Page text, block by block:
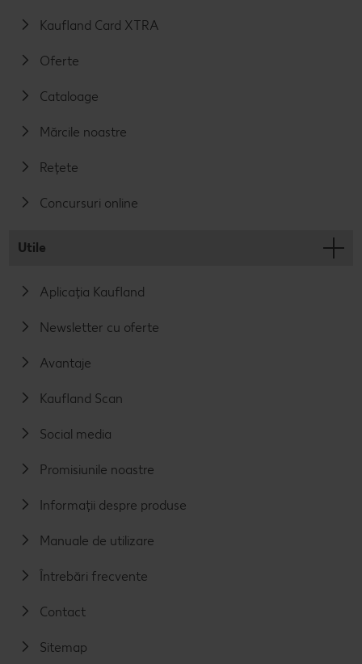
Kaufland Card XTRA
Oferte
Cataloage
Mărcile noastre
Rețete
Concursuri online
Utile
Aplicația Kaufland
Newsletter cu oferte
Avantaje
Kaufland Scan
Social media
Promisiunile noastre
Informații despre produse
Manuale de utilizare
Întrebări frecvente
Contact
Sitemap